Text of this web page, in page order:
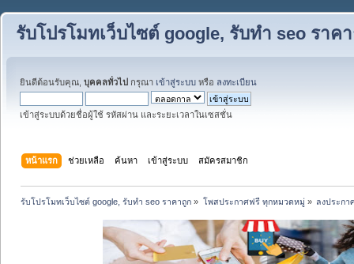
รับโปรโมทเว็บไซต์ google, รับทำ seo ราค
ยินดีต้อนรับคุณ, บุคคลทั่วไป กรุณา เข้าสู่ระบบ หรือ ลงทะเบียน
เข้าสู่ระบบด้วยชื่อผู้ใช้ รหัสผ่าน และระยะเวลาในเซสชั่น
หน้าแรก ช่วยเหลือ ค้นหา เข้าสู่ระบบ สมัครสมาชิก
รับโปรโมทเว็บไซต์ google, รับทำ seo ราคาถูก » โพสประกาศฟรี ทุกหมวดหมู่» ลงประกา